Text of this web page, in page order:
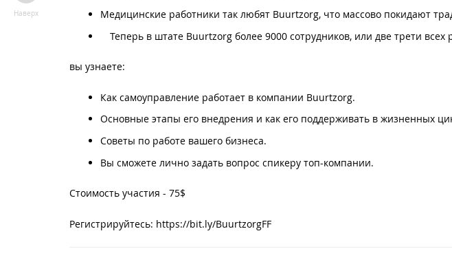
Медицинские работники так любят Buurtzorg, что массово покидают
⠀ Теперь в штате Buurtzorg более 9000 сотрудников, или две трети
вы узнаете:
Как самоуправление работает в компании Buurtzorg.
Основные этапы его внедрения и как его поддерживать в жизненных
Советы по работе вашего бизнеса.
Вы сможете лично задать вопрос спикеру топ-компании. ⠀
Стоимость участия - 75$
Регистрируйтесь: https://bit.ly/BuurtzorgFF
Наверх